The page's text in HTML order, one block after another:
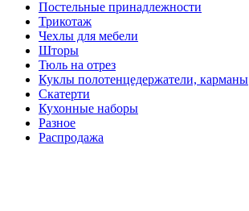
Постельные принадлежности
Трикотаж
Чехлы для мебели
Шторы
Тюль на отрез
Куклы полотенцедержатели, карманы
Скатерти
Кухонные наборы
Разное
Распродажа